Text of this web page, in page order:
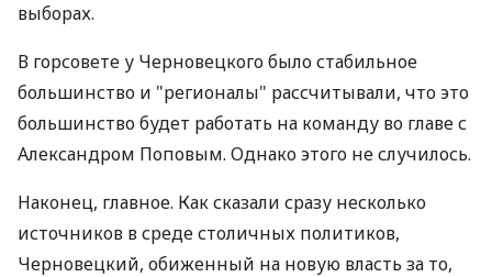
выборах.
В горсовете у Черновецкого было стабильное
большинство и "регионалы" рассчитывали, что это
большинство будет работать на команду во главе с
Александром Поповым. Однако этого не случилось.
Наконец, главное. Как сказали сразу несколько
источников в среде столичных политиков,
Черновецкий, обиженный на новую власть за то,